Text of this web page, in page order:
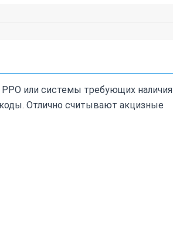
РРО или системы требующих наличия
Отлично считывают акцизные